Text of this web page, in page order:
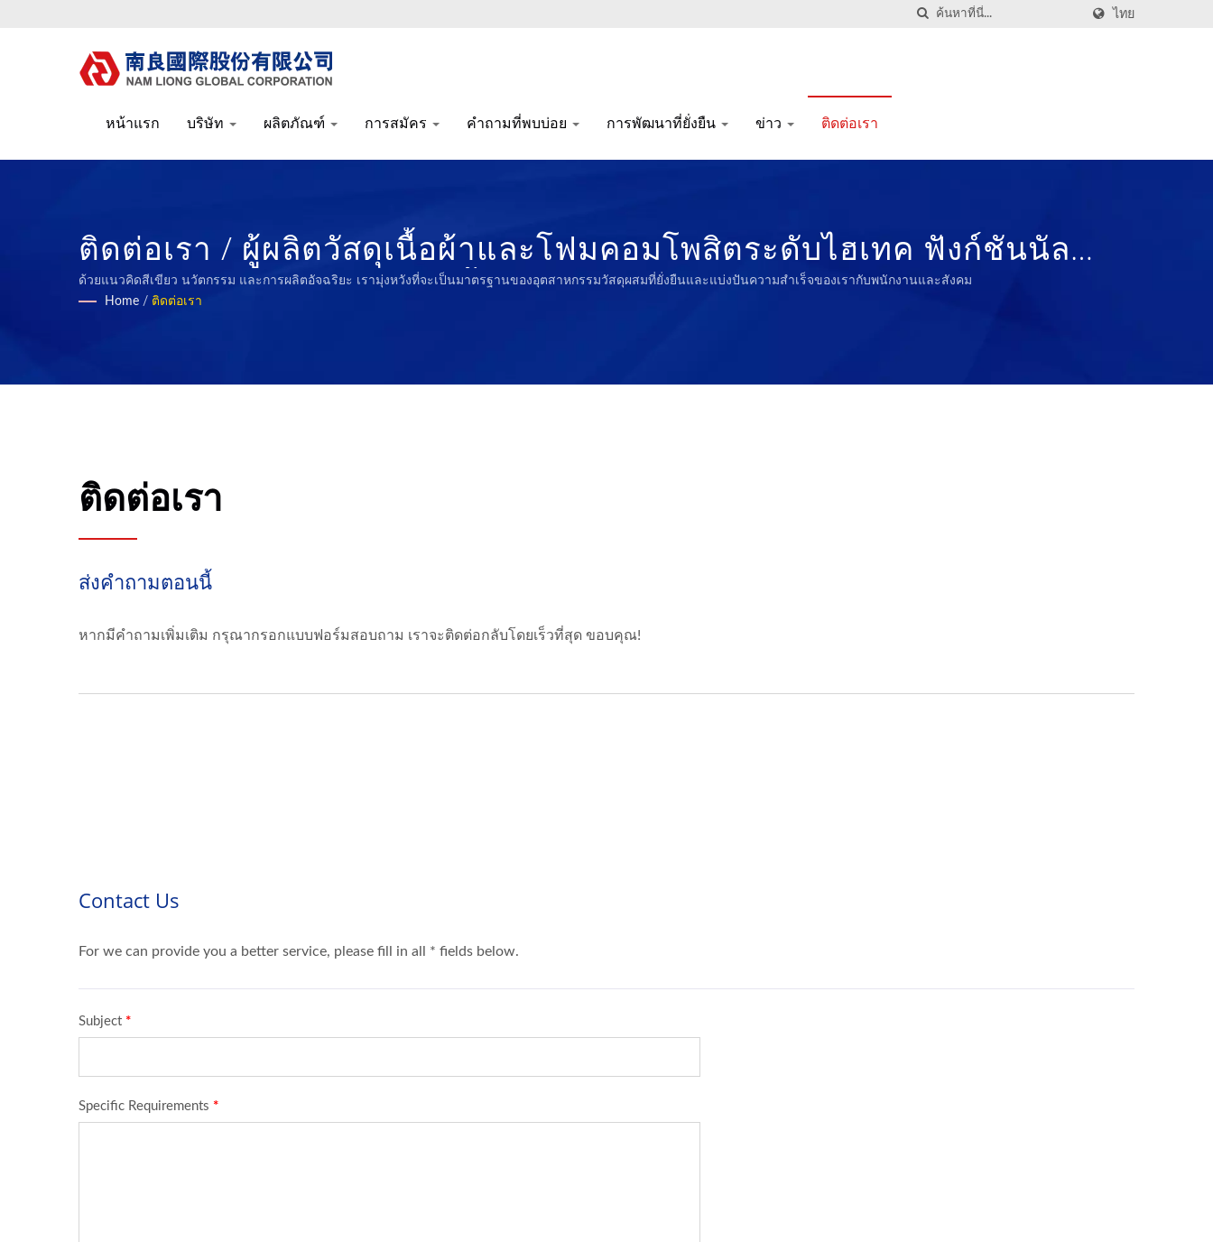
ไทย
หน้าแรก บริษัท ผลิตภัณฑ์ การสมัคร คำถามที่พบบ่อย การพัฒนาที่ยั่งยืน ข่าว ติดต่อเรา
ติดต่อเรา / ผู้ผลิตวัสดุเนื้อผ้าและโฟมคอมโพสิตระดับไฮเทค ฟังก์ชันนัล
และเป็นมิตรกับสิ่งแวดล้อมตั้งแต่ปี 1972 | Nam Liong
ด้วยแนวคิดสีเขียว นวัตกรรม และการผลิตอัจฉริยะ เรามุ่งหวังที่จะเป็นมาตรฐานของอุตสาหกรรมวัสดุผสมที่ยั่งยืนและแบ่งปันความสำเร็จของเรากับพนักงานและสังคม
Home / ติดต่อเรา
ติดต่อเรา
ส่งคำถามตอนนี้
หากมีคำถามเพิ่มเติม กรุณากรอกแบบฟอร์มสอบถาม เราจะติดต่อกลับโดยเร็วที่สุด ขอบคุณ!